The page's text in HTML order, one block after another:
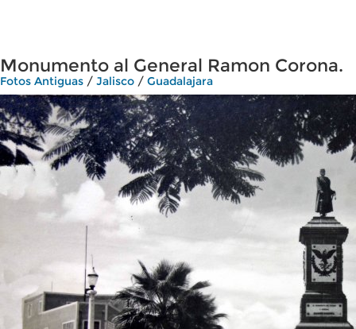
Monumento al General Ramon Corona.
Fotos Antiguas / Jalisco / Guadalajara